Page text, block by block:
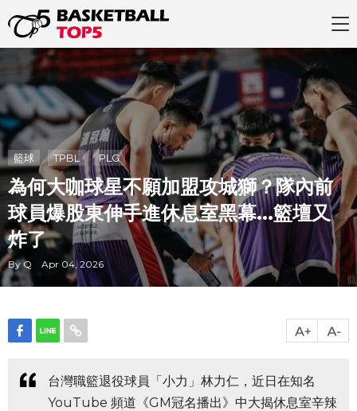
籃球 TPBL PLG
為何大咖球星不願加盟攻城獅？隊內前
球員爆股東伸手進休息室黑幕...籃壇又
炸了
By Q Apr 04, 2026
台灣職籃退役球員「小力」林力仁，近日在知名
YouTube 頻道《GM冠名播出》中大揭休息室辛辣